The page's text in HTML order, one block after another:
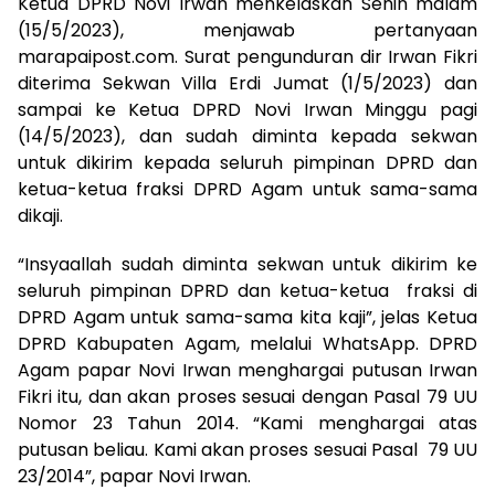
(15/5/2023), menjawab pertanyaan
marapaipost.com. Surat pengunduran dir Irwan Fikri
diterima Sekwan Villa Erdi Jumat (1/5/2023) dan
sampai ke Ketua DPRD Novi Irwan Minggu pagi
(14/5/2023), dan sudah diminta kepada sekwan
untuk dikirim kepada seluruh pimpinan DPRD dan
ketua-ketua fraksi DPRD Agam untuk sama-sama
dikaji.
“Insyaallah sudah diminta sekwan untuk dikirim ke
seluruh pimpinan DPRD dan ketua-ketua fraksi di
DPRD Agam untuk sama-sama kita kaji”, jelas Ketua
DPRD Kabupaten Agam, melalui WhatsApp. DPRD
Agam papar Novi Irwan menghargai putusan Irwan
Fikri itu, dan akan proses sesuai dengan Pasal 79 UU
Nomor 23 Tahun 2014. “Kami menghargai atas
putusan beliau. Kami akan proses sesuai Pasal 79 UU
23/2014”, papar Novi Irwan.